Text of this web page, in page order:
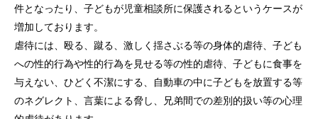
件となったり、子どもが児童相談所に保護されるというケースが
増加しております。
虐待には、殴る、蹴る、激しく揺さぶる等の身体的虐待、子ども
への性的行為や性的行為を見せる等の性的虐待、子どもに食事を
与えない、ひどく不潔にする、自動車の中に子どもを放置する等
のネグレクト、言葉による脅し、兄弟間での差別的扱い等の心理